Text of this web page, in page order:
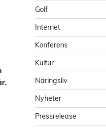
Golf
Internet
Konferens
Kultur
Näringsliv
Nyheter
Pressrelease